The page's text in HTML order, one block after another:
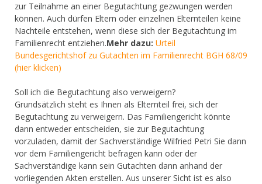
zur Teilnahme an einer Begutachtung gezwungen werden
können. Auch dürfen Eltern oder einzelnen Elternteilen keine
Nachteile entstehen, wenn diese sich der Begutachtung im
Familienrecht entziehen.Mehr dazu: Urteil
Bundesgerichtshof zu Gutachten im Familienrecht BGH 68/09
(hier klicken)
Soll ich die Begutachtung also verweigern?
Grundsätzlich steht es Ihnen als Elternteil frei, sich der
Begutachtung zu verweigern. Das Familiengericht könnte
dann entweder entscheiden, sie zur Begutachtung
vorzuladen, damit der Sachverständige Wilfried Petri Sie dann
vor dem Familiengericht befragen kann oder der
Sachverständige kann sein Gutachten dann anhand der
vorliegenden Akten erstellen. Aus unserer Sicht ist es also